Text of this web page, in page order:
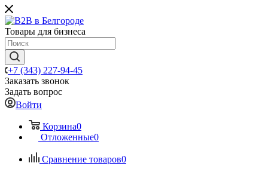
Товары для бизнеса
+7 (343) 227-94-45
Заказать звонок
Задать вопрос
Войти
Корзина0
Отложенные0
Сравнение товаров0